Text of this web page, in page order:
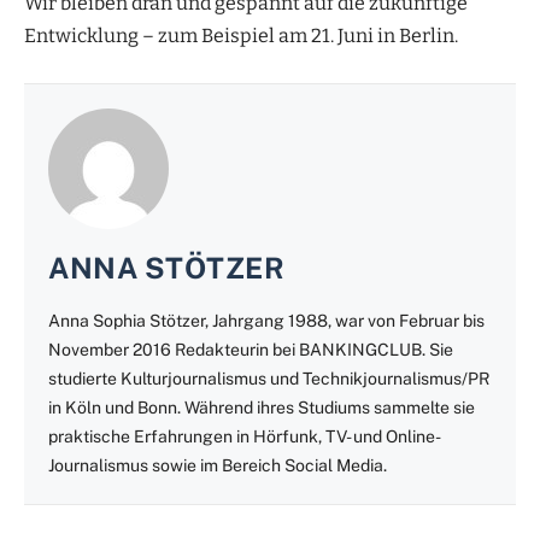
Entwicklung – zum Beispiel am 21. Juni in Berlin.
ANNA STÖTZER
Anna Sophia Stötzer, Jahrgang 1988, war von Februar bis
November 2016 Redakteurin bei BANKINGCLUB. Sie
studierte Kulturjournalismus und Technikjournalismus/PR
in Köln und Bonn. Während ihres Studiums sammelte sie
praktische Erfahrungen in Hörfunk, TV- und Online-
Journalismus sowie im Bereich Social Media.